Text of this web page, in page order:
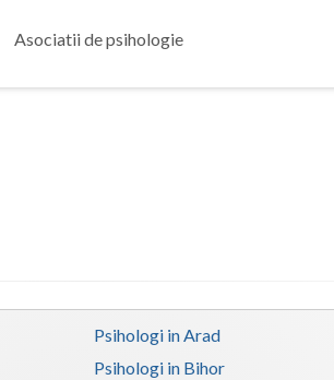
Asociatii de psihologie
Psihologi in Arad
Psihologi in Bihor